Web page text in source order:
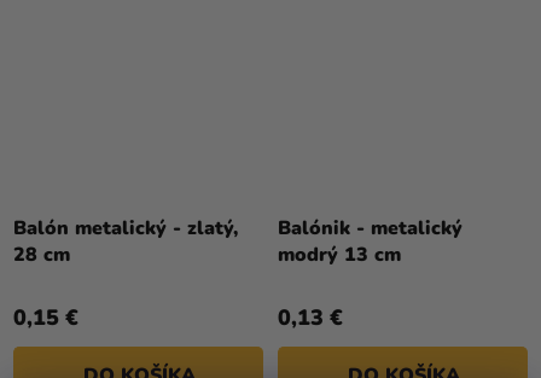
Balón metalický - zlatý,
28 cm
0,15 €
Balónik - metalický
modrý 13 cm
0,13 €